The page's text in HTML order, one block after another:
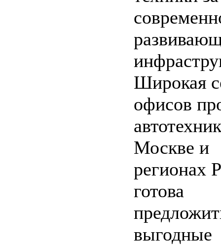
Широкая
офисов
Москве и
регионах
готова
выгодные